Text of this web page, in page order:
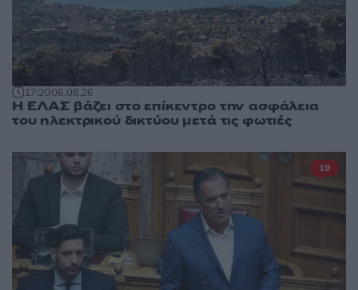
17:2006.08.26
Η ΕΛΑΣ βάζει στο επίκεντρο την ασφάλεια
του ηλεκτρικού δικτύου μετά τις φωτιές
19